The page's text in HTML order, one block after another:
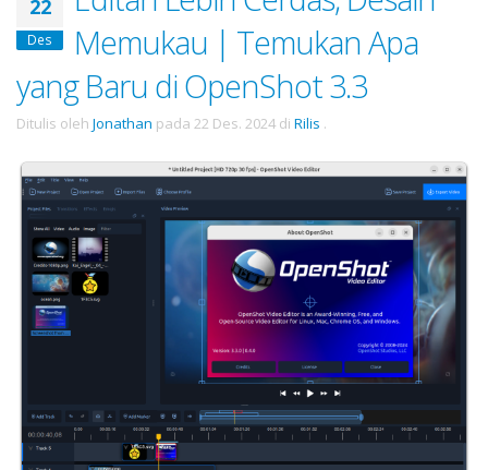
22
Des
Memukau | Temukan Apa
yang Baru di OpenShot 3.3
Ditulis oleh Jonathan pada 22 Des. 2024 di Rilis .